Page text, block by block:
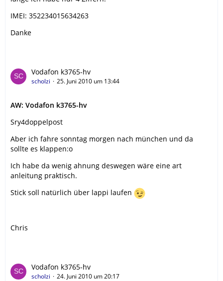
IMEI: 352234015634263
Danke
Vodafon k3765-hv
scholzi 25. Juni 2010 um 13:44
AW: Vodafon k3765-hv
Sry4doppelpost
Aber ich fahre sonntag morgen nach münchen und da
sollte es klappen:o
Ich habe da wenig ahnung deswegen wäre eine art
anleitung praktisch.
Stick soll natürlich über lappi laufen
Chris
Vodafon k3765-hv
scholzi 24. Juni 2010 um 20:17